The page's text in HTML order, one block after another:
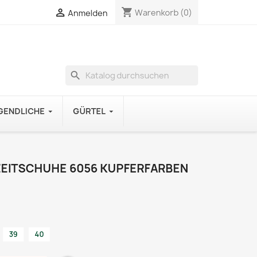
 Anmelden shopping_cart Warenkorb (0)
search
GÜRTEL
6056 KUPFERFARBEN
39 40